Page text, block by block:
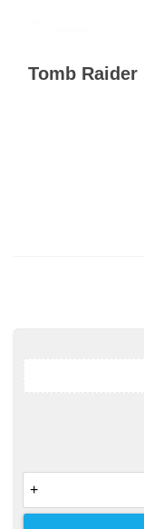
روکش دسته پلی استیشن 4 مدل Tomb Raider
+